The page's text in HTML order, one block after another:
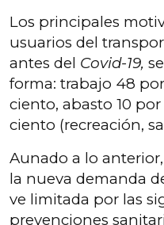
Los principales
usuarios del
antes del Covid-19,
forma: trabajo 48
ciento, abasto 10
ciento (recreación,
Aunado a lo
la nueva demanda
ve limitada por las
prevenciones